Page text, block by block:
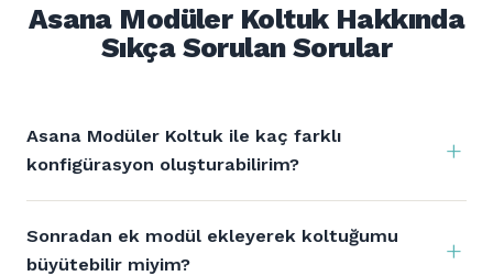
Asana Modüler Koltuk Hakkında
Sıkça Sorulan Sorular
Asana Modüler Koltuk ile kaç farklı
konfigürasyon oluşturabilirim?
Sonradan ek modül ekleyerek koltuğumu
büyütebilir miyim?